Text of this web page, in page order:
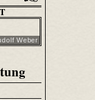
Weber